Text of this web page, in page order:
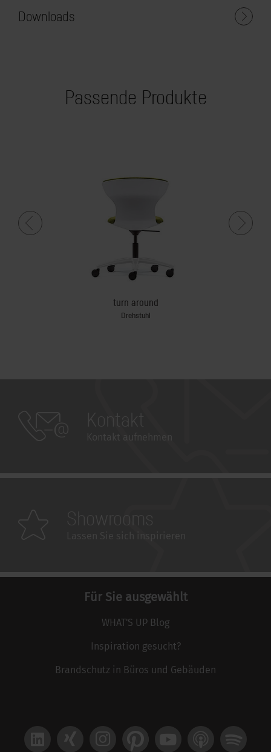
Downloads
Passende Produkte
turn around
Drehstuhl
Für Sie ausgewählt
WHAT'S UP Blog
Inspiration gesucht?
Brandschutz in Büros und Gebäuden
Pinterest